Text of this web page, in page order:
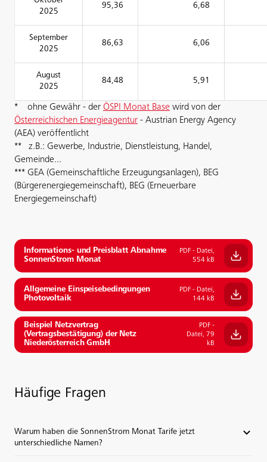
2025
95,36 6,68
September
2025
86,63 6,06
August
2025
84,48 5,91
* ohne Gewähr - der ÖSPI Monat Base wird von der
Österreichischen Energieagentur - Austrian Energy Agency
(AEA) veröffentlicht
** z.B.: Gewerbe, Industrie, Dienstleistung, Handel,
Gemeinde...
*** GEA (Gemeinschaftliche Erzeugungsanlagen), BEG
(Bürgerenergiegemeinschaft), BEG (Erneuerbare
Energiegemeinschaft)
Informations- und Preisblatt Abnahme
SonnenStrom Monat
PDF - Datei,
554 kB
Allgemeine Einspeisebedingungen
Photovoltaik
PDF - Datei,
144 kB
Beispiel Netzvertrag
(Vertragsbestätigung) der Netz
Niederösterreich GmbH
PDF -
Datei, 79
kB
Häufige Fragen
Warum haben die SonnenStrom Monat Tarife jetzt
unterschiedliche Namen?